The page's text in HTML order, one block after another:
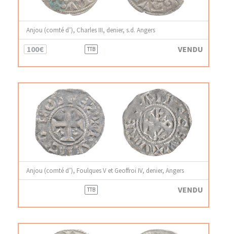
Anjou (comté d’), Charles III, denier, s.d. Angers
100€ TTB VENDU
Anjou (comté d’), Foulques V et Geoffroi IV, denier, Angers
TTB VENDU